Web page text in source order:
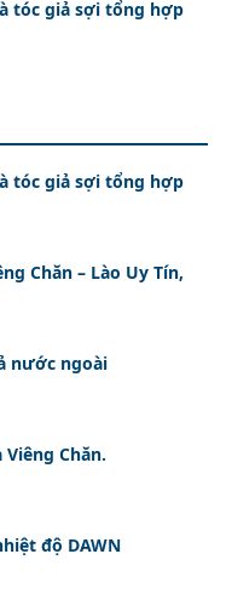
tóc giả sợi tổng hợp
tóc giả sợi tổng hợp
Chăn – Lào Uy Tín,
nước ngoài
Chăn.
độ DAWN